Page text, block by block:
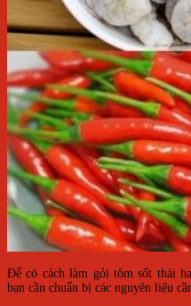
Để có cách làm gỏi tôm sốt thái
bạn cần chuẩn bị các nguyên liệu